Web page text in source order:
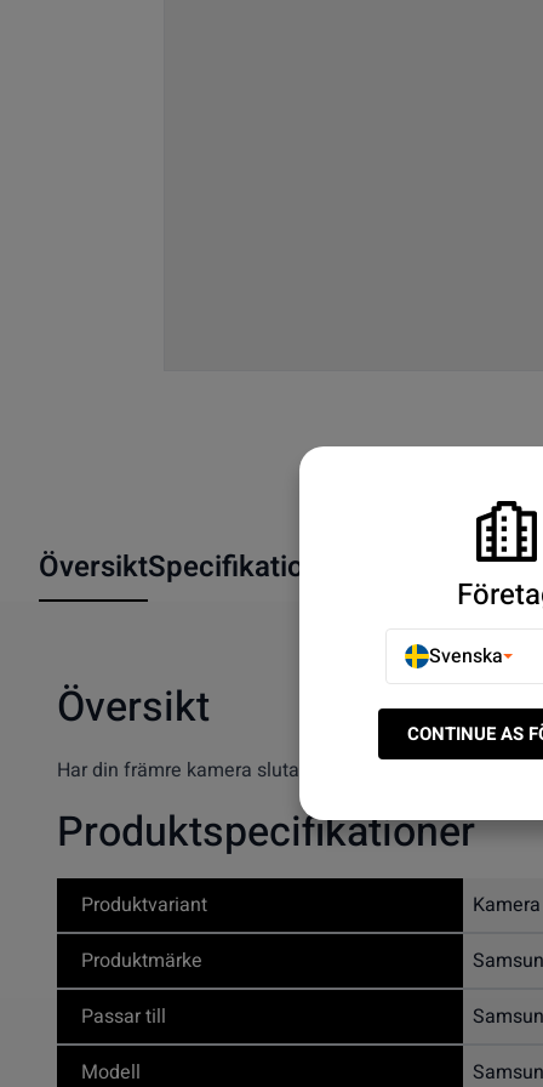
ÖversiktSpecifikationer
Översikt
Har din främre kamera slutat fungera eller tar suddiga
Produktspecifikationer
Produktvariant
Kamera
Produktmärke
Passar till
Modell
Svenska
CONTINUE AS